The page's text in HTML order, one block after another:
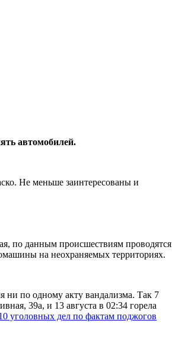
автомобилей.
Не меньше заинтересованы и
по данным происшествиям проводятся
на неохраняемых территориях.
ни по одному акту вандализма. Так 7
39а, и 13 августа в 02:34 горела
уголовных дел по фактам поджогов